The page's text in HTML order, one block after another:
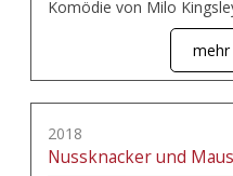
Komödie von Milo
2018
Nussknacker und